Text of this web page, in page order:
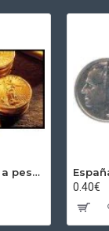
Monedas de Oro a peso por gramos al precio del día + 2,5% Au
0.40€